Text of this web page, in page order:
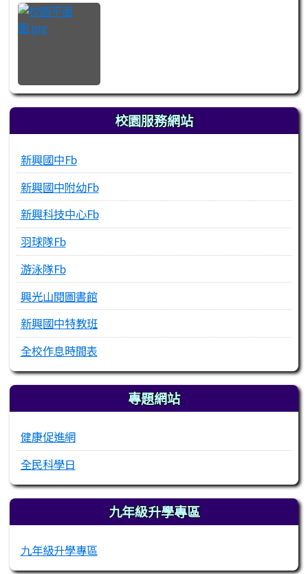
校園服務網站
新興國中Fb
新興國中附幼Fb
新興科技中心Fb
羽球隊Fb
游泳隊Fb
興光山閱圖書館
新興國中特教班
全校作息時間表
專題網站
健康促進網
全民科學日
九年級升學專區
九年級升學專區